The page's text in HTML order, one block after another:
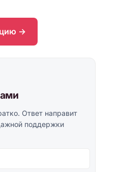
→
Ответ направит
поддержки